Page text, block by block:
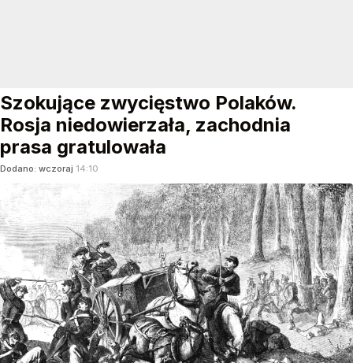
Szokujące zwycięstwo Polaków.
Rosja niedowierzała, zachodnia
prasa gratulowała
Dodano: wczoraj 14:10